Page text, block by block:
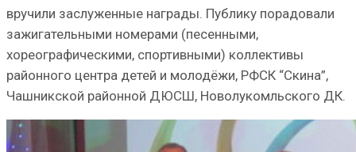
вручили заслуженные награды. Публику порадовали
зажигательными номерами (песенными,
хореографическими, спортивными) коллективы
районного центра детей и молодёжи, РФСК “Скина”,
Чашникской районной ДЮСШ, Новолукомльского ДК.